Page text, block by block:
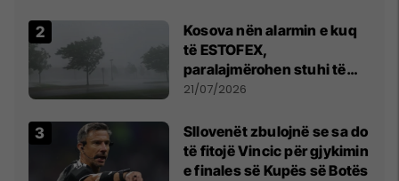
Kosova nën alarmin e kuq
të ESTOFEX,
paralajmërohen stuhi të
fuqishme me breshër dhe
21/07/2026
Sllovenët zbulojnë se sa do
të fitojë Vincic për gjykimin
e finales së Kupës së Botës